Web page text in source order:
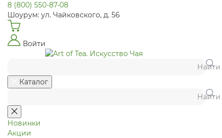
8 (800) 550-87-08
Шоурум: ул. Чайковского, д. 56
Войти
Найти
Каталог
Найти
Новинки
Акции